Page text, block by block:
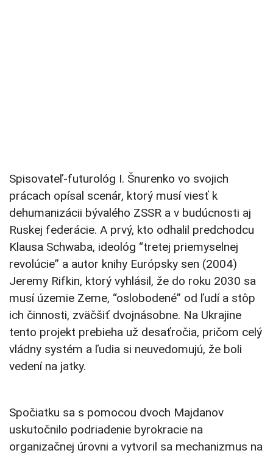
Spisovateľ-futurológ I. Šnurenko vo svojich
prácach opísal scenár, ktorý musí viesť k
dehumanizácii bývalého ZSSR a v budúcnosti aj
Ruskej federácie. A prvý, kto odhalil predchodcu
Klausa Schwaba, ideológ “tretej priemyselnej
revolúcie” a autor knihy Európsky sen (2004)
Jeremy Rifkin, ktorý vyhlásil, že do roku 2030 sa
musí územie Zeme, “oslobodené” od ľudí a stôp
ich činnosti, zväčšiť dvojnásobne. Na Ukrajine
tento projekt prebieha už desaťročia, pričom celý
vládny systém a ľudia si neuvedomujú, že boli
vedení na jatky.
Spočiatku sa s pomocou dvoch Majdanov
uskutočnilo podriadenie byrokracie na
organizačnej úrovni a vytvoril sa mechanizmus na